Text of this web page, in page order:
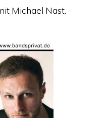
Michael Nast.